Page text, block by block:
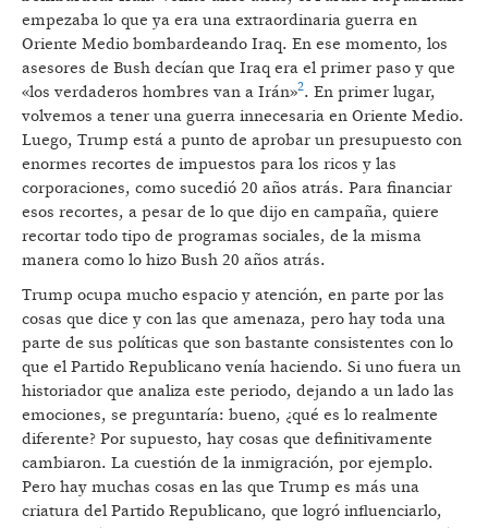
empezaba lo que ya era una extraordinaria guerra en
Oriente Medio bombardeando Iraq. En ese momento, los
asesores de Bush decían que Iraq era el primer paso y que
«los verdaderos hombres van a Irán»2. En primer lugar,
volvemos a tener una guerra innecesaria en Oriente Medio.
Luego, Trump está a punto de aprobar un presupuesto con
enormes recortes de impuestos para los ricos y las
corporaciones, como sucedió 20 años atrás. Para financiar
esos recortes, a pesar de lo que dijo en campaña, quiere
recortar todo tipo de programas sociales, de la misma
manera como lo hizo Bush 20 años atrás.
Trump ocupa mucho espacio y atención, en parte por las
cosas que dice y con las que amenaza, pero hay toda una
parte de sus políticas que son bastante consistentes con lo
que el Partido Republicano venía haciendo. Si uno fuera un
historiador que analiza este periodo, dejando a un lado las
emociones, se preguntaría: bueno, ¿qué es lo realmente
diferente? Por supuesto, hay cosas que definitivamente
cambiaron. La cuestión de la inmigración, por ejemplo.
Pero hay muchas cosas en las que Trump es más una
criatura del Partido Republicano, que logró influenciarlo,